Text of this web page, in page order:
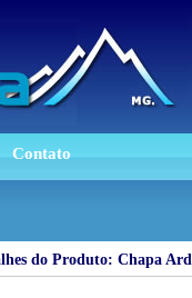
Contato
do Produto: Chapa